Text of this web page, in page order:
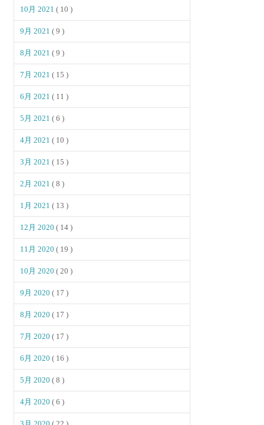
10月 2021( 10 )
9月 2021( 9 )
8月 2021( 9 )
7月 2021( 15 )
6月 2021( 11 )
5月 2021( 6 )
4月 2021( 10 )
3月 2021( 15 )
2月 2021( 8 )
1月 2021( 13 )
12月 2020( 14 )
11月 2020( 19 )
10月 2020( 20 )
9月 2020( 17 )
8月 2020( 17 )
7月 2020( 17 )
6月 2020( 16 )
5月 2020( 8 )
4月 2020( 6 )